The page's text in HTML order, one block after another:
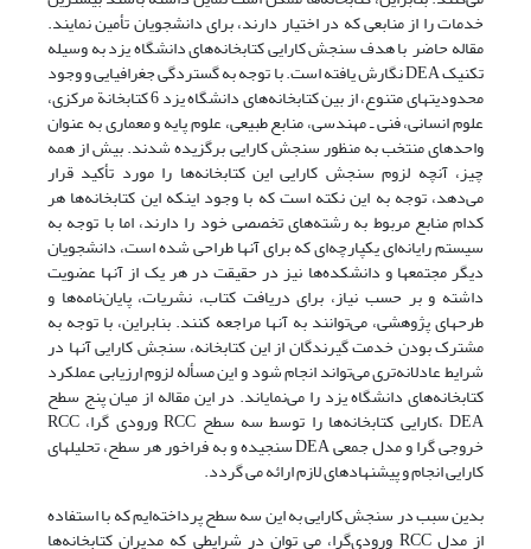
خدمات را از منابعی که در اختیار دارند، برای دانشجویان تأمین نمایند.
مقاله حاضر با هدف سنجش کارایی کتابخانه‌های دانشگاه یزد به وسیله
تکنیک DEA نگارش یافته است. با توجه به گستردگی جغرافیایی و وجود
محدودیتهای متنوع، از بین کتابخانه‌های دانشگاه یزد 6 کتابخانة مرکزی،
علوم انسانی، فنی ـ مهندسی، منابع طبیعی، علوم پایه و معماری به عنوان
واحدهای منتخب به منظور سنجش کارایی برگزیده شدند. بیش از همه
چیز، آنچه لزوم سنجش کارایی این کتابخانه‌ها را مورد تأکید قرار
می‌دهد، توجه به این نکته است که با وجود اینکه این کتابخانه‌ها هر
کدام منابع مربوط به رشته‌های تخصصی خود را دارند، اما با توجه به
سیستم رایانه‌ای یکپارچه‌ای که برای آنها طراحی شده است، دانشجویان
دیگر مجتمعها و دانشکده‌ها نیز در حقیقت در هر یک از آنها عضویت
داشته و بر حسب نیاز، برای دریافت کتاب، نشریات، پایان‌نامه‌ها و
طرحهای پژوهشی، می‌توانند به آنها مراجعه کنند. بنابراین، با توجه به
مشترک بودن خدمت گیرندگان از این کتابخانه، سنجش کارایی آنها در
شرایط عادلانه‌تری می‌تواند انجام شود و این مسأله لزوم ارزیابی عملکرد
کتابخانه‌های دانشگاه یزد را می‌نمایاند. در این مقاله از میان پنج سطح
DEA ،کارایی کتابخانه‌ها را توسط سه سطح RCC ورودی گرا، RCC
خروجی گرا و مدل جمعی DEA سنجیده و به فراخور هر سطح، تحلیلهای
کارایی انجام و پیشنهادهای لازم ارائه می گردد.
بدین سبب در سنجش کارایی به این سه سطح پرداخته‌ایم که با استفاده
از مدل RCC ورودی‌گرا، می توان در شرایطی که مدیران کتابخانه‌ها